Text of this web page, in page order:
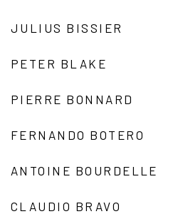
JULIUS BISSIER
PETER BLAKE
PIERRE BONNARD
FERNANDO BOTERO
ANTOINE BOURDELLE
CLAUDIO BRAVO